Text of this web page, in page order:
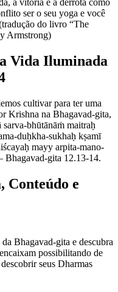
a vitória e a derrota como
ser o seu yoga e você
do livro “The
Armstrong)
Vida Iluminada
cultivar para ter uma
Krishna na Bhagavad-gita,
bhūtānāṁ maitraḥ
duḥkha-sukhaḥ kṣamī
mayy arpita-mano-
Bhagavad-gita 12.13-14.
Conteúdo e
Bhagavad-gita e descubra
possibilitando de
seus Dharmas